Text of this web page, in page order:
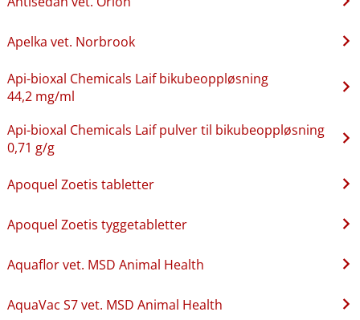
Apelka vet. Norbrook
Api-bioxal Chemicals Laif bikubeoppløsning
44,2 mg/ml
Api-bioxal Chemicals Laif pulver til bikubeoppløsning
0,71 g/g
Apoquel Zoetis tabletter
Apoquel Zoetis tyggetabletter
Aquaflor vet. MSD Animal Health
AquaVac S7 vet. MSD Animal Health